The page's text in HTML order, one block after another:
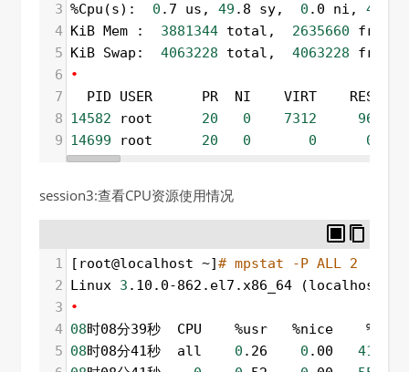
3 %Cpu(s): 0 .7 us, 49 .8 sy, 0 .0 ni, 49
4 KiB Mem : 3881344 total, 2635660
5 KiB Swap: 4063228 total, 4063228
6
•
7
PID USER      PR  NI    VIRT    RES
8 14582 root 20 0 7312
96
9 14699 root 20 0 0 0
session3:查看CPU资源使用情况
1 [root@localhost ~]# mpstat -P ALL 2
2 Linux 3 .10.0-862.el7.x86_64
3
•
4 08时08分39秒  CPU    %usr   %nice
5 08时08分41秒  all 0 .26 0 .00 41